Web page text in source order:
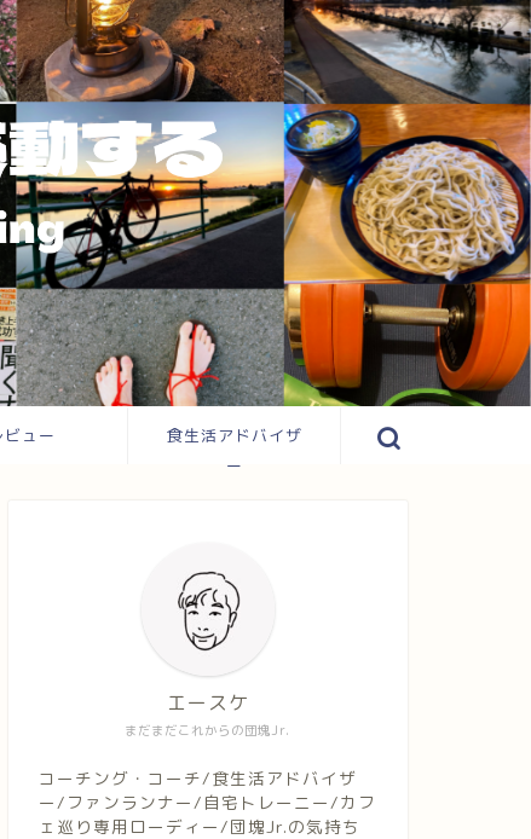
ビュー
食生活アドバイザ
ー
まだまだこれからの団塊Jr.
エースケ
コーチング・コーチ/食生活アドバイザ
ー/ファンランナー/自宅トレーニー/カフ
ェ巡り専用ローディー/団塊Jr.の気持ち